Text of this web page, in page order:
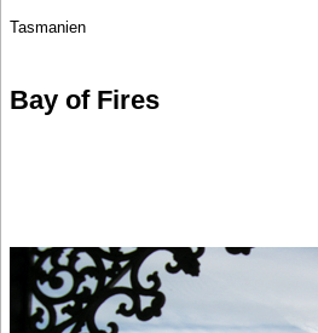
Tasmanien
Bay of Fires